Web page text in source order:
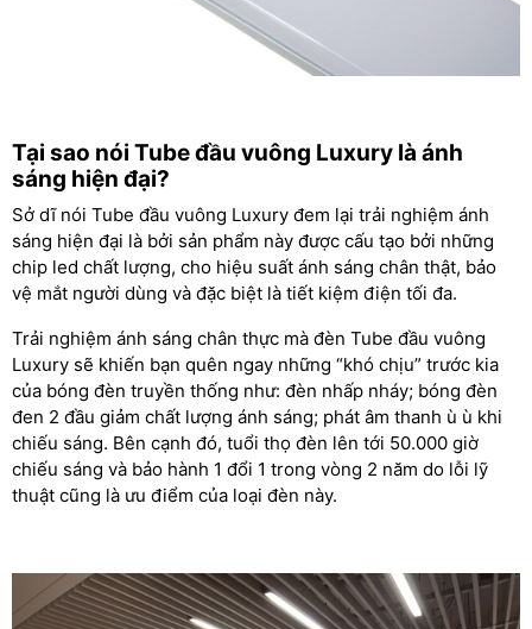
Tại sao nói Tube đầu vuông Luxury là ánh
sáng hiện đại?
Sở dĩ nói Tube đầu vuông Luxury đem lại trải nghiệm ánh
sáng hiện đại là bởi sản phẩm này được cấu tạo bởi những
chip led chất lượng, cho hiệu suất ánh sáng chân thật, bảo
vệ mắt người dùng và đặc biệt là tiết kiệm điện tối đa.
Trải nghiệm ánh sáng chân thực mà đèn Tube đầu vuông
Luxury sẽ khiến bạn quên ngay những “khó chịu” trước kia
của bóng đèn truyền thống như: đèn nhấp nháy; bóng đèn
đen 2 đầu giảm chất lượng ánh sáng; phát âm thanh ù ù khi
chiếu sáng. Bên cạnh đó, tuổi thọ đèn lên tới 50.000 giờ
chiếu sáng và bảo hành 1 đổi 1 trong vòng 2 năm do lỗi lỹ
thuật cũng là ưu điểm của loại đèn này.